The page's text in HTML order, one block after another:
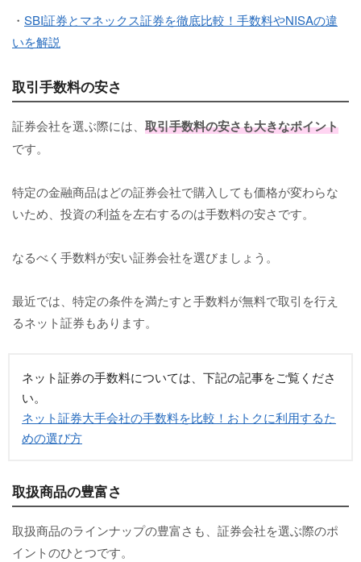
・ SBI証券とマネックス証券を徹底比較！手数料やNISAの違
いを解説
取引手数料の安さ
証券会社を選ぶ際には、 取引手数料の安さも大きなポイント
です。
特定の金融商品はどの証券会社で購入しても価格が変わらな
いため、投資の利益を左右するのは手数料の安さです。
なるべく手数料が安い証券会社を選びましょう。
最近では、特定の条件を満たすと手数料が無料で取引を行え
るネット証券もあります。
ネット証券の手数料については、下記の記事をご覧くださ
い。
ネット証券大手会社の手数料を比較！おトクに利用するた
めの選び方
取扱商品の豊富さ
取扱商品のラインナップの豊富さも、証券会社を選ぶ際のポ
イントのひとつです。